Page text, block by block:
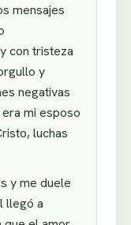
mensajes
con tristeza
y
negativas
mi esposo
luchas
y me duele
llegó a